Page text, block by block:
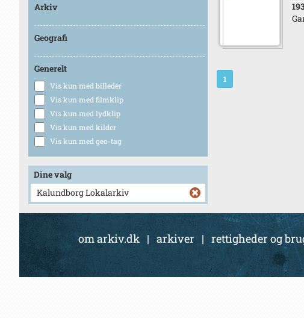
Arkiv
Geografi
Generelt
Vis kun med billeder
Vis kun med filmklip
Vis kun med lydklip
Vis kun med kilder
Vis kun med geo-tag
Dine valg
Kalundborg Lokalarkiv
1
om arkiv.dk | arkiver| rettigheder og